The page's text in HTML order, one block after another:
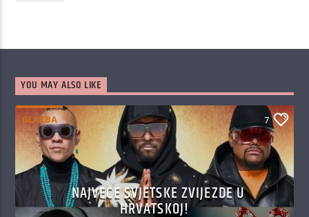
YOU MAY ALSO LIKE
GLAZBA 7
NAJVEĆE SVJETSKE ZVIJEZDE U
HRVATSKOJ!